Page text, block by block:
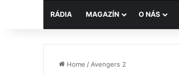
RÁDIA MAGAZÍN O NÁS
Home / Avengers 2